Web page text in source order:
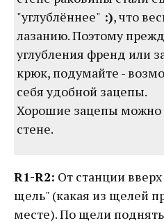
"углублённее" :), что
лазанию. Поэтому
углубления френд или
крюк, подумайте -
себя удобной зацепы.
Хорошие зацепы можно
стене.
R1-R2: От станции
щель" (какая из щелей
месте). По щели